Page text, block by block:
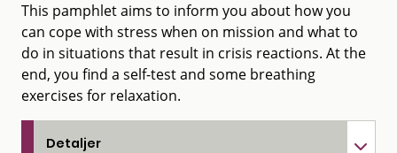
This pamphlet aims to inform you about how you
can cope with stress when on mission and what to
do in situations that result in crisis reactions. At the
end, you find a self-test and some breathing
exercises for relaxation.
Detaljer